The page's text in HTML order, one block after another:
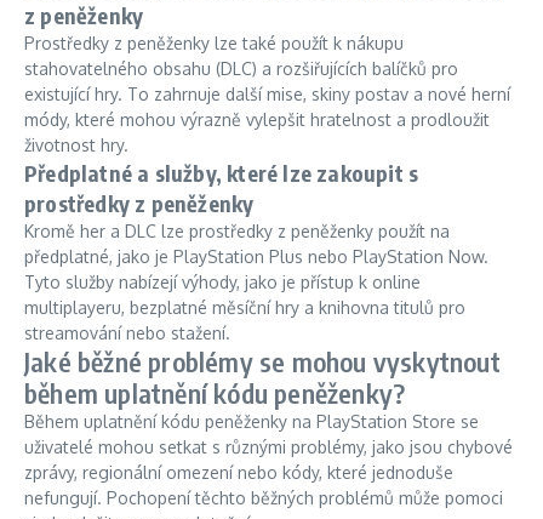
z peněženky
Prostředky z peněženky lze také použít k nákupu
stahovatelného obsahu (DLC) a rozšiřujících balíčků pro
existující hry. To zahrnuje další mise, skiny postav a nové herní
módy, které mohou výrazně vylepšit hratelnost a prodloužit
životnost hry.
Předplatné a služby, které lze zakoupit s
prostředky z peněženky
Kromě her a DLC lze prostředky z peněženky použít na
předplatné, jako je PlayStation Plus nebo PlayStation Now.
Tyto služby nabízejí výhody, jako je přístup k online
multiplayeru, bezplatné měsíční hry a knihovna titulů pro
streamování nebo stažení.
Jaké běžné problémy se mohou vyskytnout
během uplatnění kódu peněženky?
Během uplatnění kódu peněženky na PlayStation Store se
uživatelé mohou setkat s různými problémy, jako jsou chybové
zprávy, regionální omezení nebo kódy, které jednoduše
nefungují. Pochopení těchto běžných problémů může pomoci